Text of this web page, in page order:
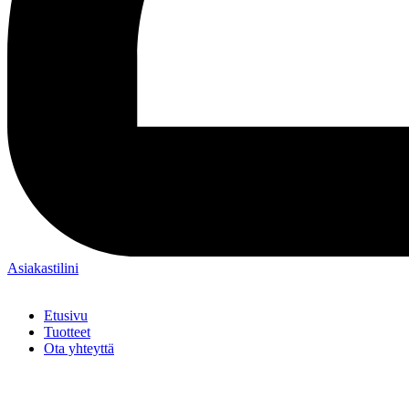
Asiakastilini
Etusivu
Tuotteet
Ota yhteyttä